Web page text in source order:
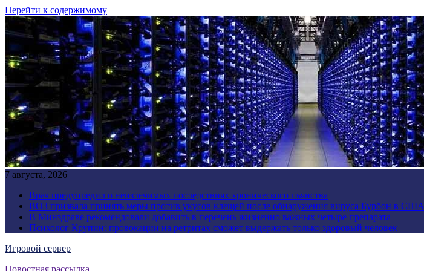
Перейти к содержимому
7 августа, 2026
Врач предупредил о неизлечимых последствиях хронического пьянства
ВОЗ призвала принять меры против укусов клещей после обнаружения вируса Бурбон в США
В Минздраве рекомендовали добавить в перечень жизненно важных четыре препарата
Психолог Крупин: провокации на ретритах сможет выдержать только здоровый человек
Игровой сервер
Новостная рассылка